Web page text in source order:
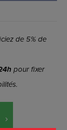
de 5% de
pour fixer